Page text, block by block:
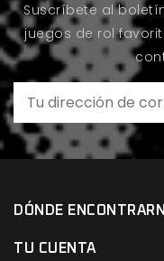
Suscríbete al
juegos de rol
DÓNDE
TU CUENTA